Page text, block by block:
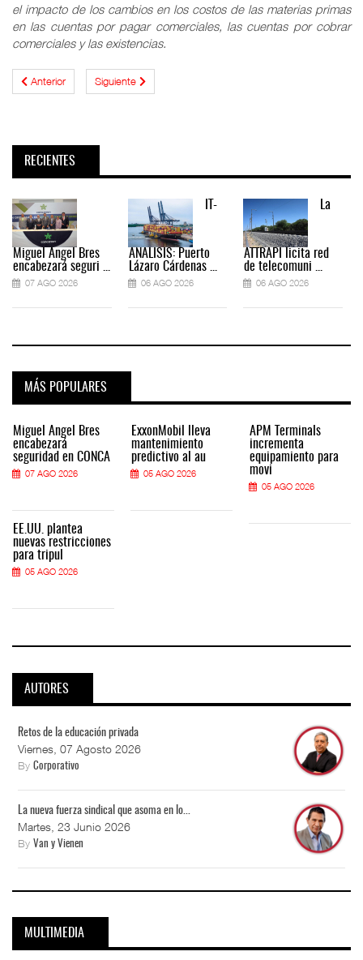
el impacto de los cambios en los costos de las materias primas
en las cuentas por pagar comerciales, las cuentas por cobrar
comerciales y las existencias.
Anterior Siguiente
RECIENTES
Miguel Ángel Bres
encabezará seguri ...
07 AGO 2026
IT-
ANÁLISIS: Puerto
Lázaro Cárdenas ...
06 AGO 2026
La
ATTRAPI licita red
de telecomuni ...
06 AGO 2026
MÁS POPULARES
Miguel Ángel Bres
encabezará
seguridad en CONCA
07 AGO 2026
EE.UU. plantea
nuevas restricciones
para tripul
05 AGO 2026
ExxonMobil lleva
mantenimiento
predictivo al au
05 AGO 2026
APM Terminals
incrementa
equipamiento para
movi
05 AGO 2026
AUTORES
Retos de la educación privada
Viernes, 07 Agosto 2026
By Corporativo
La nueva fuerza sindical que asoma en lo...
Martes, 23 Junio 2026
By Van y Vienen
MULTIMEDIA